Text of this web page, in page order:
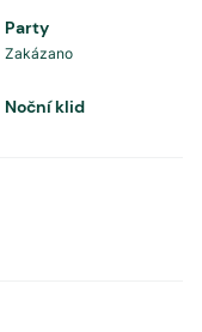
Party
Zakázano
Noční klid